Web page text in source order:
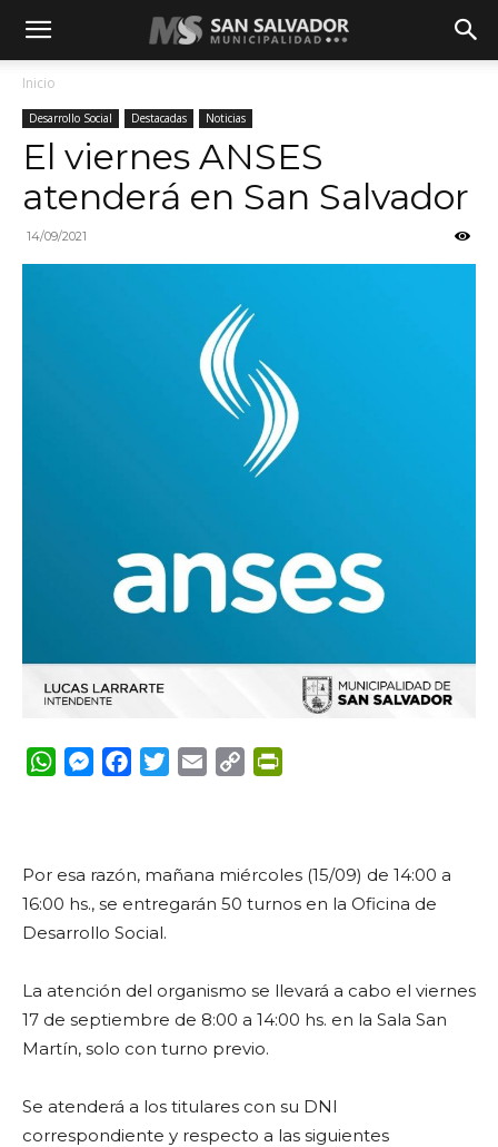
Inicio
Desarrollo Social Destacadas Noticias
El viernes ANSES
atenderá en San Salvador
14/09/2021
WhatsApp
Messenger
FacebookTwitterEmail Copy
Por esa razón, mañana miércoles (15/09) de 14:00 a
16:00 hs., se entregarán 50 turnos en la Oficina de
Desarrollo Social.
La atención del organismo se llevará a cabo el viernes
17 de septiembre de 8:00 a 14:00 hs. en la Sala San
Martín, solo con turno previo.
Se atenderá a los titulares con su DNI
correspondiente y respecto a las siguientes